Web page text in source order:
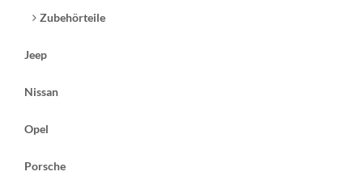
Zubehörteile
Jeep
Nissan
Opel
Porsche